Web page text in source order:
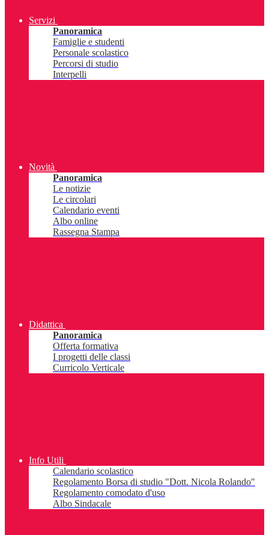
Servizi
Panoramica
Famiglie e studenti
Personale scolastico
Percorsi di studio
Interpelli
Novità
Panoramica
Le notizie
Le circolari
Calendario eventi
Albo online
Rassegna Stampa
Didattica
Panoramica
Offerta formativa
I progetti delle classi
Curricolo Verticale
Info Utili
Calendario scolastico
Regolamento Borsa di studio "Dott. Nicola Rolando"
Regolamento comodato d'uso
Albo Sindacale